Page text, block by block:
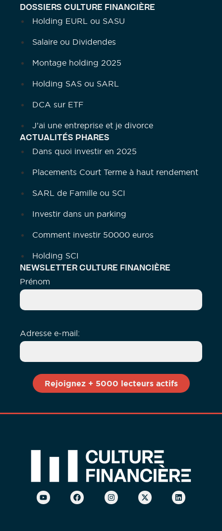
DOSSIERS CULTURE FINANCIÈRE
Holding EURL ou SASU
Salaire ou Dividendes
Montage holding 2025
Holding SAS ou SARL
DCA sur ETF
J’ai une entreprise et je divorce
ACTUALITÉS PHARES
Dans quoi investir en 2025
Placements Court Terme à haut rendement
SARL de Famille ou SCI
Investir dans un parking
Comment investir 50000 euros
Holding SCI
NEWSLETTER CULTURE FINANCIÈRE
Prénom
Adresse e-mail: